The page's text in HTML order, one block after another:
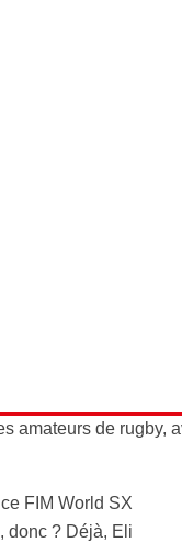
amateurs de rugby,
FIM World SX
donc ? Déjà, Eli